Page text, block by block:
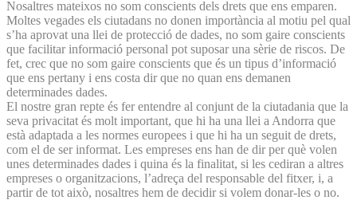
Nosaltres mateixos no som conscients dels drets que ens emparen.
Moltes vegades els ciutadans no donen importància al motiu pel qual
s’ha aprovat una llei de protecció de dades, no som gaire conscients
que facilitar informació personal pot suposar una sèrie de riscos. De
fet, crec que no som gaire conscients que és un tipus d’informació
que ens pertany i ens costa dir que no quan ens demanen
determinades dades.
El nostre gran repte és fer entendre al conjunt de la ciutadania que la
seva privacitat és molt important, que hi ha una llei a Andorra que
està adaptada a les normes europees i que hi ha un seguit de drets,
com el de ser informat. Les empreses ens han de dir per què volen
unes determinades dades i quina és la finalitat, si les cediran a altres
empreses o organitzacions, l’adreça del responsable del fitxer, i, a
partir de tot això, nosaltres hem de decidir si volem donar-les o no.